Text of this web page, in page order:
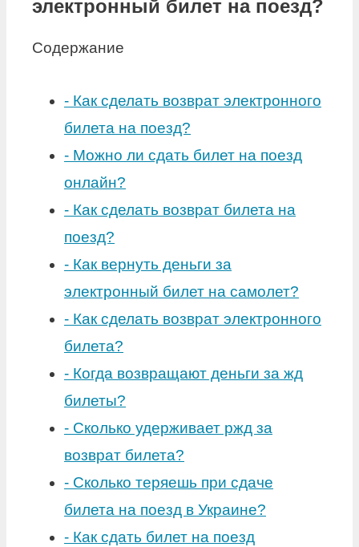
электронный билет на поезд?
Содержание
- Как сделать возврат электронного
билета на поезд?
- Можно ли сдать билет на поезд
онлайн?
- Как сделать возврат билета на
поезд?
- Как вернуть деньги за
электронный билет на самолет?
- Как сделать возврат электронного
билета?
- Когда возвращают деньги за жд
билеты?
- Сколько удерживает ржд за
возврат билета?
- Сколько теряешь при сдаче
билета на поезд в Украине?
- Как сдать билет на поезд